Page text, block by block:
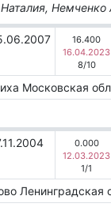
Немченко
16.400
16.04.2023
8/10
Московская
0.000
12.03.2023
1/1
Ленинградская